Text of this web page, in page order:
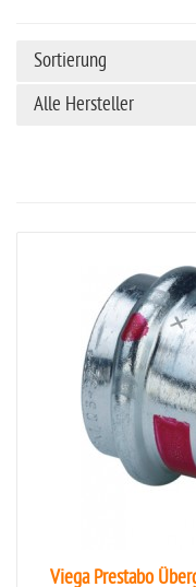
Sortierung
Alle Hersteller
Viega Prestabo